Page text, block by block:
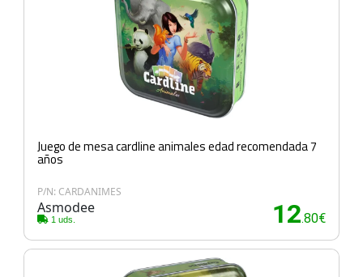
Juego de mesa cardline animales edad recomendada 7
años
P/N: CARDANIMES
Asmodee
1 uds. 12.80€